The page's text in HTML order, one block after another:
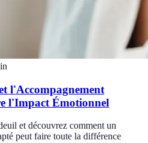
l'Accompagnement
l'Impact Émotionnel
et découvrez comment un
peut faire toute la différence